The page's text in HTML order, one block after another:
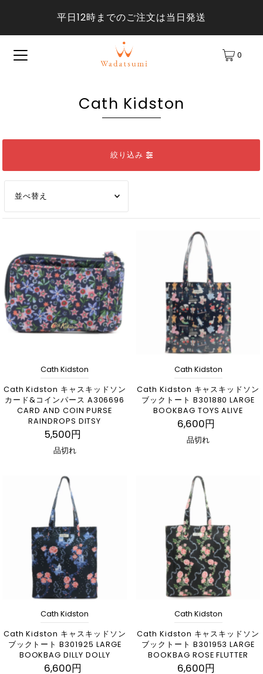
平日12時までのご注文は当日発送
0
Cath Kidston
絞り込み
オススメ
ベストセラー
アルファベット順, A-Z
アルファベット順, Z-A
価格の安い順
Cath Kidston
Cath Kidston キャスキッドソン
カード&コインパース A306696
CARD AND COIN PURSE
RAINDROPS DITSY
5,500円
品切れ
Cath Kidston
Cath Kidston キャスキッドソン
ブックトート B301880 LARGE
BOOKBAG TOYS ALIVE
6,600円
品切れ
Cath Kidston
Cath Kidston キャスキッドソン
ブックトート B301925 LARGE
BOOKBAG DILLY DOLLY
6,600円
Cath Kidston
Cath Kidston キャスキッドソン
ブックトート B301953 LARGE
BOOKBAG ROSE FLUTTER
6,600円